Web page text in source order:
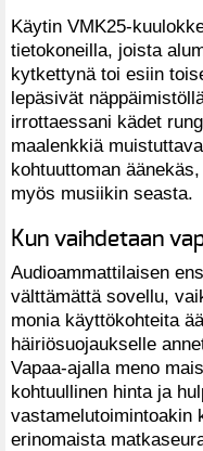
Käytin VMK25-
tietokoneilla, joista
kytkettynä toi esiin
lepäsivät
irrottaessani kädet
maalenkkiä
kohtuuttoman
myös musiikin seasta.
Kun vaihdetaan
Audioammattilaisen
välttämättä sovellu,
monia käyttökohteita
häiriösuojaukselle
Vapaa-ajalla meno
kohtuullinen hinta ja
vastamelutoimintoakin
erinomaista